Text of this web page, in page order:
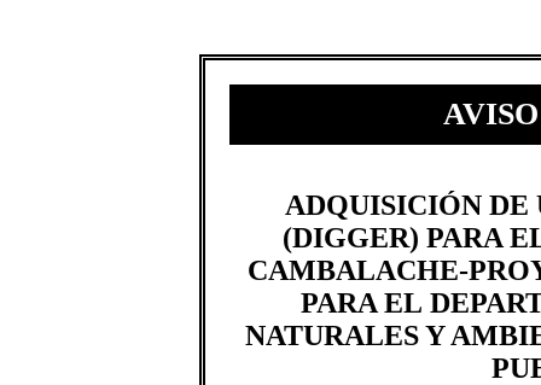
​​ADQUISICIÓN DE
(DIGGER) PARA
CAMBALACHE-
PARA EL
NATURALES Y